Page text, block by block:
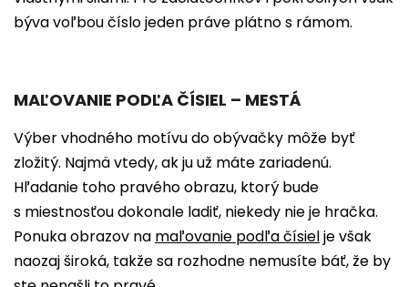
býva voľbou číslo jeden práve plátno s rámom.
MAĽOVANIE PODĽA ČÍSIEL – MESTÁ
Výber vhodného motívu do obývačky môže byť
zložitý. Najmä vtedy, ak ju už máte zariadenú.
Hľadanie toho pravého obrazu, ktorý bude
s miestnosťou dokonale ladiť, niekedy nie je hračka.
Ponuka obrazov na maľovanie podľa čísielje však
naozaj široká, takže sa rozhodne nemusíte báť, že by